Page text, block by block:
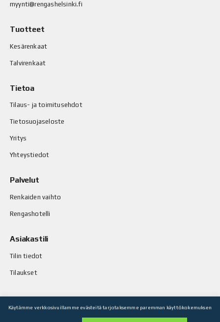
myynti@rengashelsinki.fi
Tuotteet
Kesärenkaat
Talvirenkaat
Tietoa
Tilaus- ja toimitusehdot
Tietosuojaseloste
Yritys
Yhteystiedot
Palvelut
Renkaiden vaihto
Rengashotelli
Asiakastili
Tilin tiedot
Tilaukset
Käytämme verkkosivuillamme evästeitä tarjotaksemme paremman käyttökokemuksen